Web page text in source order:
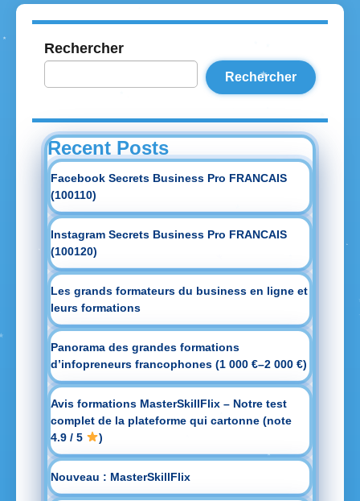
Rechercher
Rechercher
Recent Posts
Facebook Secrets Business Pro FRANCAIS
(100110)
Instagram Secrets Business Pro FRANCAIS
(100120)
Les grands formateurs du business en ligne et
leurs formations
Panorama des grandes formations
d’infopreneurs francophones (1 000 €–2 000 €)
Avis formations MasterSkillFlix – Notre test
complet de la plateforme qui cartonne (note
4.9 / 5
)
Nouveau : MasterSkillFlix